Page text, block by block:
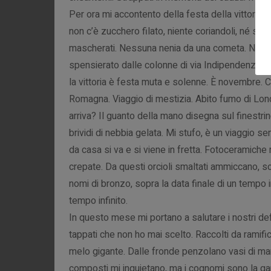
Per ora mi accontento della festa della vittoria.
non c’è zucchero filato, niente coriandoli, né
mascherati. Nessuna nenia da una cometa.
spensierato dalle colonne di via Indipendenza.
la vittoria è festa muta e solenne. È novembre.
Romagna. Viaggio di mestizia. Abito fumo di
arriva? Il guanto della mano disegna sul
brividi di nebbia gelata. Mi stufo, è un viaggio
da casa si va e si viene in fretta.
crepate. Da questi orcioli smaltati ammiccano,
nomi di bronzo, sopra la data finale di un
tempo infinito.
In questo mese mi portano a salutare i nostri
tappati che non ho mai scelto. Raccolti da
melo gigante. Dalle fronde penzolano vasi di